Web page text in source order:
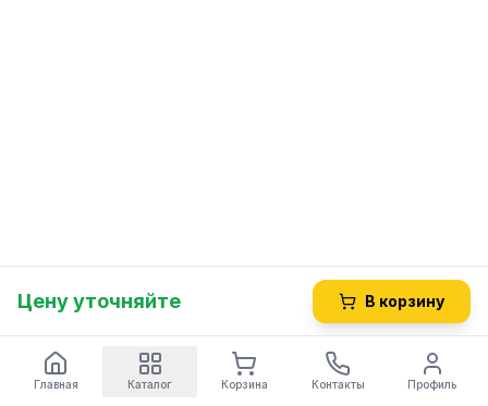
Цену уточняйте В корзину
Главная Каталог Корзина Контакты Профиль